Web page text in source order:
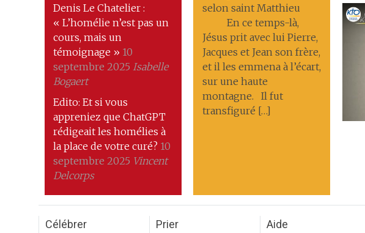
Denis Le Chatelier :
« L’homélie n’est pas un
cours, mais un
témoignage » 10
septembre 2025 Isabelle
Bogaert
Edito: Et si vous
appreniez que ChatGPT
rédigeait les homélies à
la place de votre curé? 10
septembre 2025 Vincent
Delcorps
selon saint Matthieu
En ce temps-là,
Jésus prit avec lui Pierre,
Jacques et Jean son frère,
et il les emmena à l’écart,
sur une haute
montagne. Il fut
transfiguré […]
Célébrer Prier Aide